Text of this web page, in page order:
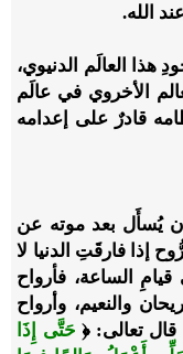
الله.
هذا العالَم الدنيوي،
الأخروي في عالَم
قادرٌ على إعدامه
يُسأَل بعد موته عن
إذا فارقَتِ الدنيا لا
الساعة، فأرواح
والنعيم، وأرواح
قال تعالى: ﴿ حَتَّى إِذَا